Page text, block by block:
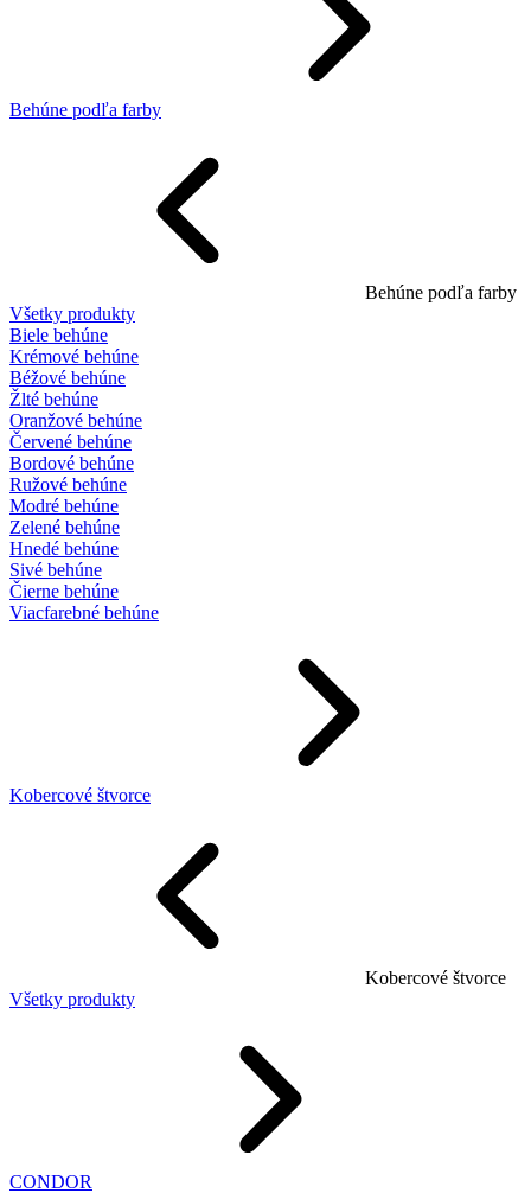
Behúne podľa farby
Behúne podľa farby
Všetky produkty
Biele behúne
Krémové behúne
Béžové behúne
Žlté behúne
Oranžové behúne
Červené behúne
Bordové behúne
Ružové behúne
Modré behúne
Zelené behúne
Hnedé behúne
Sivé behúne
Čierne behúne
Viacfarebné behúne
Kobercové štvorce
Kobercové štvorce
Všetky produkty
CONDOR